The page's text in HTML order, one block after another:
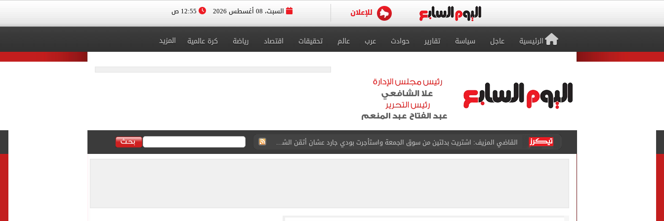
السبت، 08 أغسطس 2026
الرئيسية عاجل سياسة تقارير حوادث عرب عالم تحقيقات اقتصاد رياضة كرة عالمية المزيد
القاضي المزيف: اشتريت بدلتين من سوق الجمعة واستأجرت بودي جارد عشان أتقن الشخصية
برشلونة يطرح تذاكر مواجهة الأهلي على كأس خوان جامبر
قفزة أعادت الزمن الجميل.. رأسية وائل جمعة فى مران الأهلي تستحضر أمجاد الصخرة